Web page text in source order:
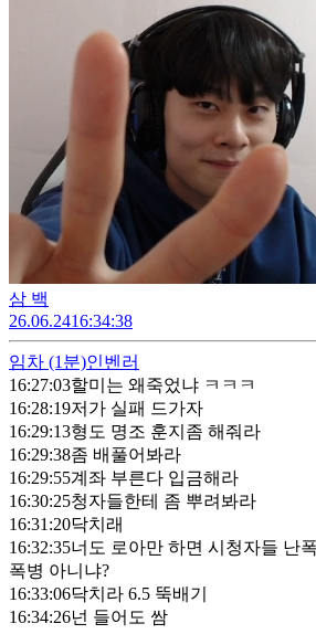
삼 백
26.06.2416:34:38
임차 (1분)인벤러
16:27:03할미는 왜죽었냐 ㅋㅋㅋ
16:28:19저가 실패 드가자
16:29:13형도 명조 훈지좀 해줘라
16:29:38좀 배풀어봐라
16:29:55계좌 부른다 입금해라
16:30:25청자들한테 좀 뿌려봐라
16:31:20닥치래
16:32:35너도 로아만 하면 시청자들 난
폭병 아니냐?
16:33:06닥치라 6.5 뚝배기
16:34:26넌 들어도 쌈